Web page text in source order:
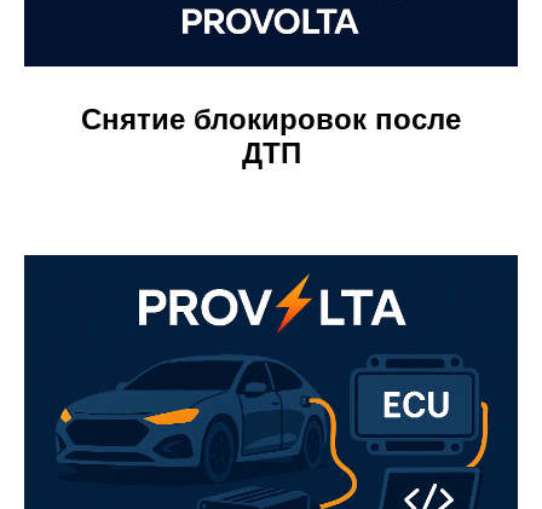
Снятие блокировок после
ДТП